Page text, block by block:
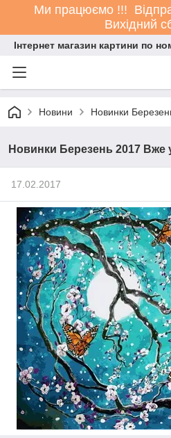
Ми працюємо !!!
Вихідний
Інтернет магазин картини по
Новини Новинки
Новинки Березень 2017 Вже
17.02.2017